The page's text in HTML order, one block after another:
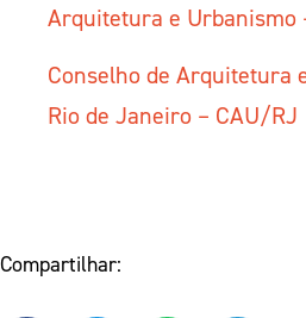
Arquitetura e Urbanismo
Conselho de Arquitetura
Rio de Janeiro – CAU/RJ
Compartilhar: